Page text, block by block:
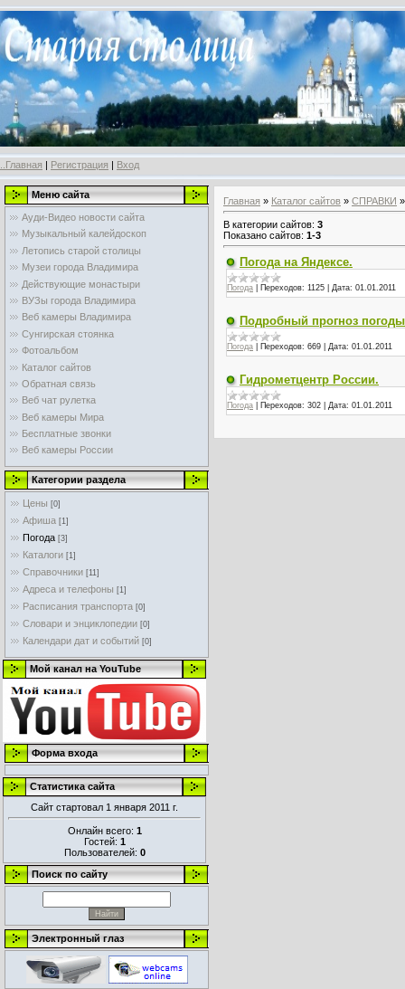
..Главная | Регистрация | Вход
Меню сайта
Ауди-Видео новости сайта
Музыкальный калейдоскоп
Летопись старой столицы
Музеи города Владимира
Действующие монастыри
ВУЗы города Владимира
Веб камеры Владимира
Сунгирская стоянка
Фотоальбом
Каталог сайтов
Обратная связь
Веб чат рулетка
Веб камеры Мира
Бесплатные звонки
Веб камеры России
Категории раздела
Цены [0]
Афиша [1]
Погода [3]
Каталоги [1]
Справочники [11]
Адреса и телефоны [1]
Расписания транспорта [0]
Словари и энциклопедии [0]
Календари дат и событий [0]
Мой канал на YouTube
Форма входа
Статистика сайта
Сайт стартовал 1 января 2011 г.
Онлайн всего: 1
Гостей: 1
Пользователей: 0
Поиск по сайту
Электронный глаз
Главная » Каталог сайтов » СПРАВКИ
В категории сайтов: 3
Показано сайтов: 1-3
Погода на Яндексе.
Погода Переходов: 1125 Дата: 01.01.2011
Подробный прогноз
Погода Переходов: 669 Дата: 01.01.2011
Гидрометцентр России.
Погода Переходов: 302 Дата: 01.01.2011